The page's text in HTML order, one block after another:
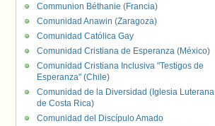
Communion Béthanie (Francia)
Comunidad Anawin (Zaragoza)
Comunidad Católica Gay
Comunidad Cristiana de Esperanza (México)
Comunidad Cristiana Inclusiva "Testigos de
Esperanza" (Chile)
Comunidad de la Diversidad (Iglesia Luterana
de Costa Rica)
Comunidad del Discípulo Amado